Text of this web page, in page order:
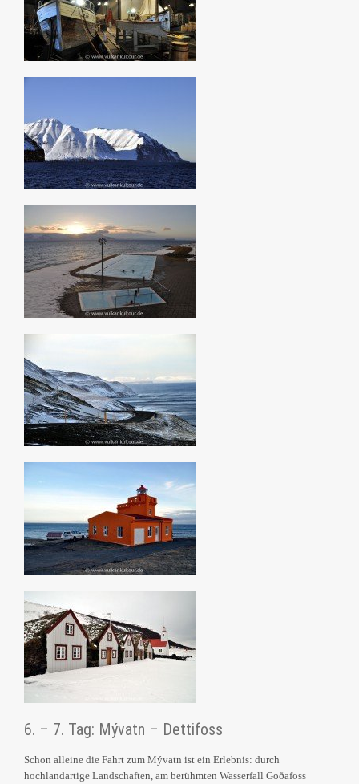
6. – 7. Tag: Mývatn – Dettifoss
Schon alleine die Fahrt zum Mývatn ist ein Erlebnis: durch
hochlandartige Landschaften, am berühmten Wasserfall Goðafoss